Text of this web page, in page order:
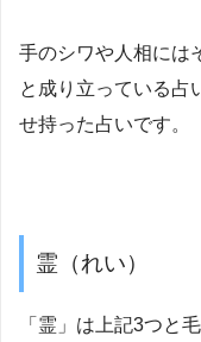
手のシワや人相には
と成り立っている占
せ持った占いです。
霊（れい）
「霊」は上記3つと